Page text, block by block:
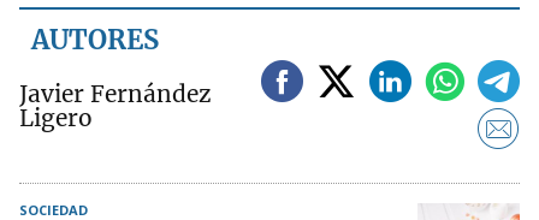
AUTORES
Javier Fernández
Ligero
SOCIEDAD